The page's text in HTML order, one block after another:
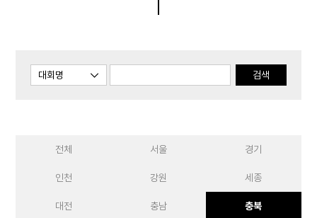
검색
전체 서울 경기
인천 강원 세종
대전 충남 충북